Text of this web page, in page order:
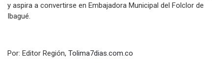
y aspira a convertirse en Embajadora Municipal del Folclor de
Ibagué.
Por: Editor Región, Tolima7dias.com.co